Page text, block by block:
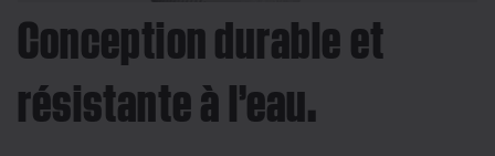
Conception durable et
résistante à l’eau.